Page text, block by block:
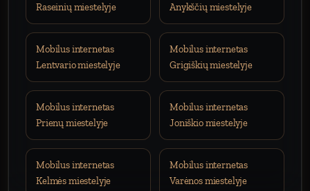
Raseinių miestelyje
Anykščių miestelyje
Mobilus internetas
Lentvario miestelyje
Mobilus internetas
Grigiškių miestelyje
Mobilus internetas
Prienų miestelyje
Mobilus internetas
Joniškio miestelyje
Mobilus internetas
Kelmės miestelyje
Mobilus internetas
Varėnos miestelyje